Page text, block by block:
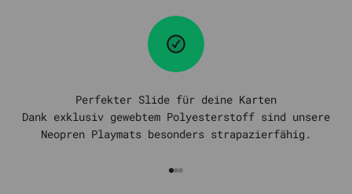
Perfekter Slide für deine Karten
Dank exklusiv gewebtem Polyesterstoff sind unsere
Neopren Playmats besonders strapazierfähig.